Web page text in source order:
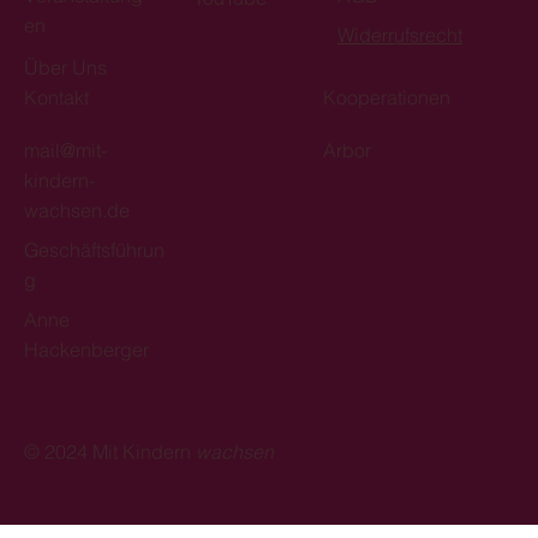
Kontakt
mail@mit-
kindern-
wachsen.de
Geschäftsführun
g
Anne
Hackenberger
en
Über Uns
Widerrufsrecht
Kooperationen
Arbor
© 2024 Mit Kindern wachsen